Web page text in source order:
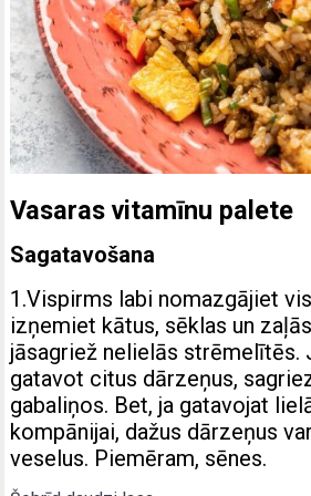
Vasaras vitamīnu palete
Sagatavošana
1.Vispirms labi nomazgājiet
izņemiet kātus, sēklas un
jāsagriež nelielās strēmelītēs.
gatavot citus dārzeņus,
gabaliņos. Bet, ja gatavojat
kompānijai, dažus dārzeņus
veselus. Piemēram, sēnes.